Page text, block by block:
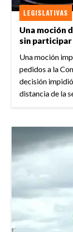
Una moción
sin participar
LEGISLATIVAS
Una moción
pedidos a la
decisión
distancia de la